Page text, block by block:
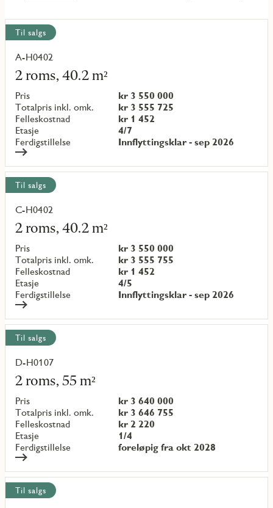
Vis
alle
objekt
Til salgs
A-H0402
2 roms, 40.2 m²
Pris
kr 3 550 000
Totalpris inkl. omk.
kr 3 555 725
Felleskostnad
kr 1 452
Etasje
4/7
Ferdigstillelse
Innflyttingsklar - sep 2026
Les
mer
om
objekt
{objectNumber}
Til salgs
C-H0402
2 roms, 40.2 m²
Pris
kr 3 550 000
Totalpris inkl. omk.
kr 3 555 755
Felleskostnad
kr 1 452
Etasje
4/5
Ferdigstillelse
Innflyttingsklar - sep 2026
Les
mer
om
objekt
{objectNumber}
Til salgs
D-H0107
2 roms, 55 m²
Pris
kr 3 640 000
Totalpris inkl. omk.
kr 3 646 755
Felleskostnad
kr 2 220
Etasje
1/4
Ferdigstillelse
foreløpig fra okt 2028
Les
mer
om
objekt
{objectNumber}
Til salgs